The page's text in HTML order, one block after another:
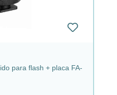
para flash + placa FA-